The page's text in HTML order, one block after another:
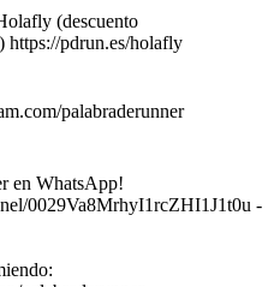
(descuento
pdrun.es/holafly
palabraderunner
en WhatsApp!
0029Va8MrhyI1rcZHI1J1t0u -